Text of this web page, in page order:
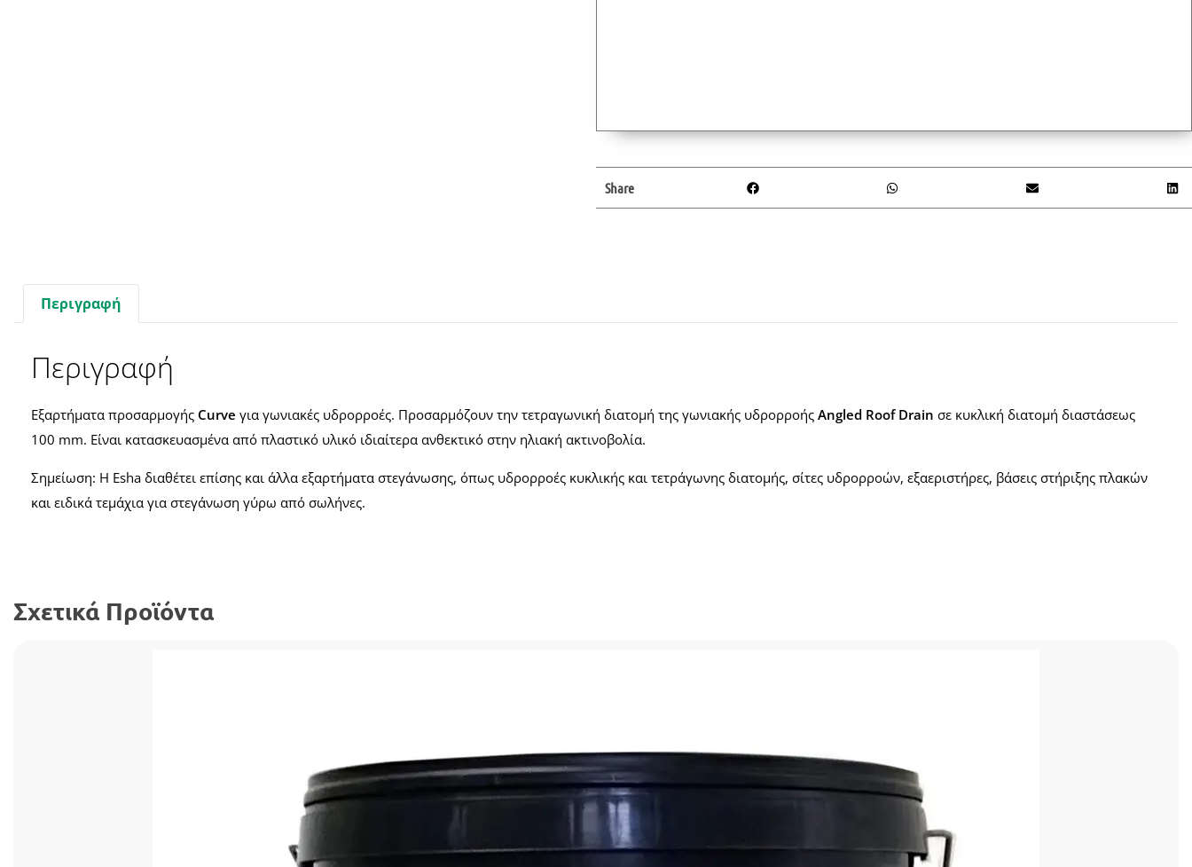
Share
Περιγραφή
Περιγραφή
Εξαρτήματα προσαρμογής Curve για γωνιακές υδρορροές. Προσαρμόζουν την τετραγωνική διατομή της γωνιακής υδρορροής Angled Roof Drain σε κυκλική διατομή διαστάσεως
100 mm. Είναι κατασκευασμένα από πλαστικό υλικό ιδιαίτερα ανθεκτικό στην ηλιακή ακτινοβολία.
Σημείωση: Η Esha διαθέτει επίσης και άλλα εξαρτήματα στεγάνωσης, όπως υδρορροές κυκλικής και τετράγωνης διατομής, σίτες υδρορροών, εξαεριστήρες, βάσεις στήριξης πλακών
και ειδικά τεμάχια για στεγάνωση γύρω από σωλήνες.
Σχετικά Προϊόντα